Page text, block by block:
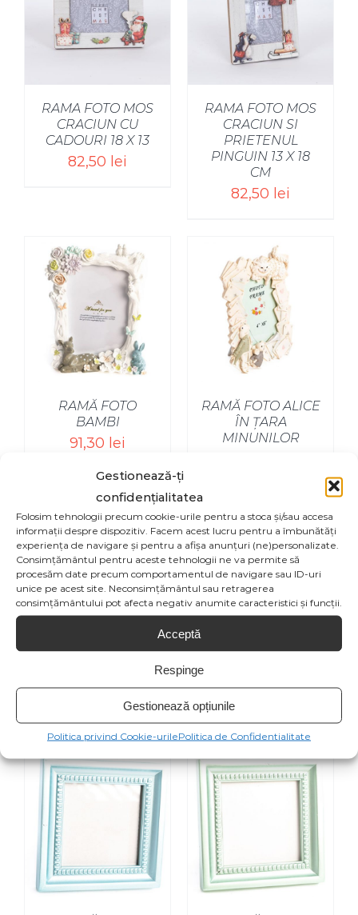
Gestionează-ți
confidențialitatea
Folosim tehnologii precum cookie-urile pentru a stoca și/sau accesa
informații despre dispozitiv. Facem acest lucru pentru a îmbunătăți
experiența de navigare și pentru a afișa anunțuri (ne)personalizate.
Consimțământul pentru aceste tehnologii ne va permite să
procesăm date precum comportamentul de navigare sau ID-uri
unice pe acest site. Neconsimțământul sau retragerea
consimțământului pot afecta negativ anumite caracteristici și funcții.
Acceptă
Respinge
Gestionează opțiunile
Politica privind Cookie-urilePolitica de Confidentialitate
RAMA FOTO MOS
CRACIUN CU
CADOURI 18 X 13
82,50 lei
SELECT OPTIONS
RAMA FOTO MOS
CRACIUN SI
PRIETENUL
PINGUIN 13 X 18
CM
82,50 lei
RAMĂ FOTO
BAMBI
91,30 lei
RAMĂ FOTO ALICE
ÎN ȚARA
MINUNILOR
RAMA FOTO FLORI
ROZ
lei
SELECT OPTIONS
/
VERNIL 20 x 25
87,00
SELECT OPTIONS